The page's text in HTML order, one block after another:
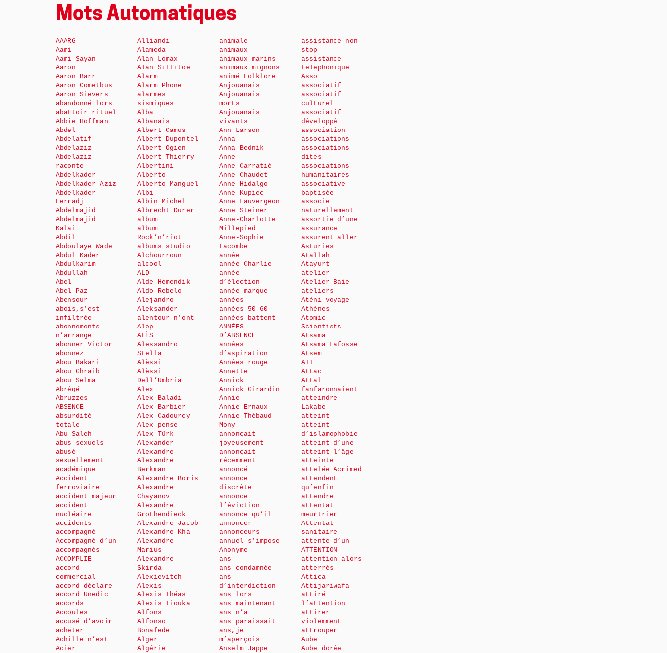
Mots Automatiques
AAARG
Aami
Aami Sayan
Aaron
Aaron Barr
Aaron Cometbus
Aaron Sievers
abandonné lors
abattoir rituel
Abbie Hoffman
Abdel
Abdelatif
Abdelaziz
Abdelaziz
raconte
Abdelkader
Abdelkader Aziz
Abdelkader
Ferradj
Abdelmajid
Abdelmajid
Kalai
Abdil
Abdoulaye Wade
Abdul Kader
Abdulkarim
Abdullah
Abel
Abel Paz
Abensour
abois,s’est
infiltrée
abonnements
n’arrange
abonner Victor
abonnez
Abou Bakari
Abou Ghraib
Abou Selma
Abrégé
Abruzzes
ABSENCE
absurdité
totale
Abu Saleh
abus sexuels
abusé
sexuellement
académique
Accident
ferroviaire
accident majeur
accident
nucléaire
accidents
accompagné
Accompagné d’un
accompagnés
ACCOMPLIE
accord
commercial
accord déclare
accord Unedic
accords
Accoules
accusé d’avoir
acheter
Achille n’est
Acier
Alliandi
Alameda
Alan Lomax
Alan Sillitoe
Alarm
Alarm Phone
alarmes
sismiques
Alba
Albanais
Albert Camus
Albert Dupontel
Albert Ogien
Albert Thierry
Albertini
Alberto
Alberto Manguel
Albi
Albin Michel
Albrecht Dürer
album
album
Rock’n’riot
albums studio
Alchourroun
alcool
ALD
Alde Hemendik
Aldo Rebelo
Alejandro
Aleksander
alentour n’ont
Alep
ALÈS
Alessandro
Stella
Alèssi
Alèssi
Dell’Umbria
Alex
Alex Baladi
Alex Barbier
Alex Cadourcy
Alex pense
Alex Türk
Alexander
Alexandre
Alexandre
Berkman
Alexandre Boris
Alexandre
Chayanov
Alexandre
Grothendieck
Alexandre Jacob
Alexandre Kha
Alexandre
Marius
Alexandre
Skirda
Alexievitch
Alexis
Alexis Théas
Alexis Tiouka
Alfons
Alfonso
Bonafede
Alger
Algérie
animale
animaux
animaux marins
animaux mignons
animé Folklore
Anjouanais
Anjouanais
morts
Anjouanais
vivants
Ann Larson
Anna
Anna Bednik
Anne
Anne Carratié
Anne Chaudet
Anne Hidalgo
Anne Kupiec
Anne Lauvergeon
Anne Steiner
Anne-Charlotte
Millepied
Anne-Sophie
Lacombe
année
année Charlie
année
d’élection
année marque
années
années 50-60
années battent
ANNÉES
D’ABSENCE
années
d’aspiration
Années rouge
Annette
Annick
Annick Girardin
Annie
Annie Ernaux
Annie Thébaud-
Mony
annonçait
joyeusement
annonçait
récemment
annoncé
annonce
discrète
annonce
l’éviction
annonce qu’il
annoncer
annonceurs
annuel s’impose
Anonyme
ans
ans condamnée
ans
d’interdiction
ans lors
ans maintenant
ans n’a
ans paraissait
ans,je
m’aperçois
Anselm Jappe
assistance non-
stop
assistance
téléphonique
Asso
associatif
associatif
culturel
associatif
développé
association
associations
associations
dites
associations
humanitaires
associative
baptisée
associe
naturellement
assortie d’une
assurance
assurent aller
Asturies
Atallah
Atayurt
atelier
Atelier Baie
ateliers
Aténi voyage
Athènes
Atomic
Scientists
Atsama
Atsama Lafosse
Atsem
ATT
Attac
Attal
fanfaronnaient
atteindre
Lakabe
atteint
atteint
d’islamophobie
atteint d’une
atteint l’âge
atteinte
attelée Acrimed
attendent
qu’enfin
attendre
attentat
meurtrier
Attentat
sanitaire
attente d’un
ATTENTION
attention alors
atterrés
Attica
Attijariwafa
attiré
l’attention
attirer
violemment
attrouper
Aube
Aube dorée